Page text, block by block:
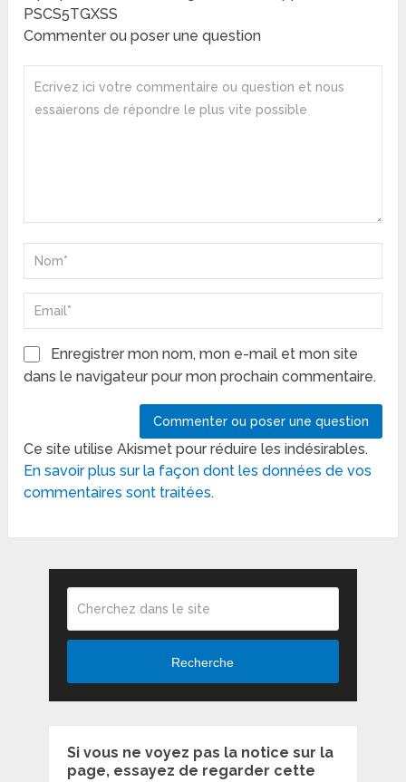
PSCS5TGXSS
Commenter ou poser une question
Enregistrer mon nom, mon e-mail et mon site
dans le navigateur pour mon prochain commentaire.
Ce site utilise Akismet pour réduire les indésirables.
En savoir plus sur la façon dont les données de vos
commentaires sont traitées.
Recherche
Si vous ne voyez pas la notice sur la
page, essayez de regarder cette